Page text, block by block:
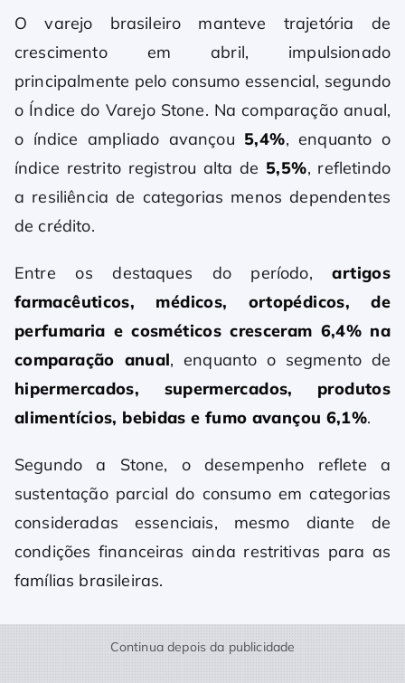
O varejo brasileiro manteve trajetória de
crescimento em abril, impulsionado
principalmente pelo consumo essencial, segundo
o Índice do Varejo Stone. Na comparação anual,
o índice ampliado avançou 5,4%, enquanto o
índice restrito registrou alta de 5,5%, refletindo
a resiliência de categorias menos dependentes
de crédito.
Entre os destaques do período,artigos
farmacêuticos, médicos, ortopédicos, de
perfumaria e cosméticos cresceram 6,4% na
comparação anual, enquanto o segmento de
hipermercados, supermercados, produtos
alimentícios, bebidas e fumo avançou 6,1%.
Segundo a Stone, o desempenho reflete a
sustentação parcial do consumo em categorias
consideradas essenciais, mesmo diante de
condições financeiras ainda restritivas para as
famílias brasileiras.
Continua depois da publicidade